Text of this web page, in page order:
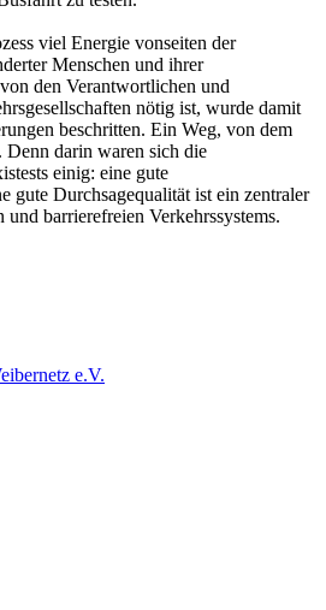
viel Energie vonseiten der
Menschen und ihrer
den Verantwortlichen und
nötig ist, wurde damit
beschritten. Ein Weg, von dem
darin waren sich die
einig: eine gute
gute Durchsagequalität ist ein zentraler
und barrierefreien Verkehrssystems.
e.V.